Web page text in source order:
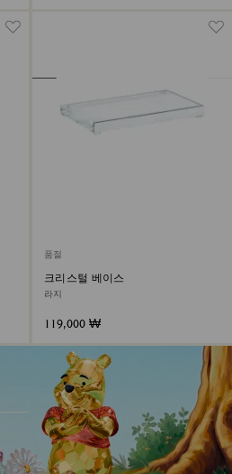
품절
크리스털 베이스
라지
119,000 ₩